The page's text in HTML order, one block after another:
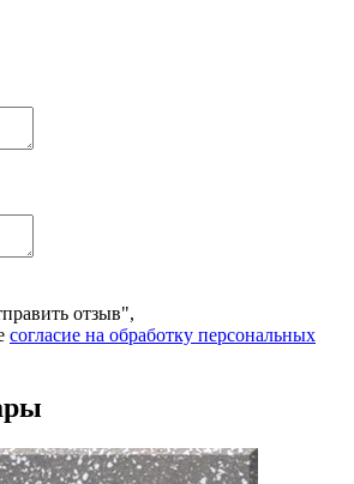
отзыв",
согласие на обработку персональных